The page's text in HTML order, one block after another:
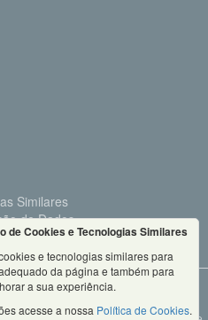
Similares
de Dados
os Direitos Reservados
de Cookies e Tecnologias Similares
e tecnologias similares para
da página e também para
a sua experiência.
acesse a nossa Política de Cookies.